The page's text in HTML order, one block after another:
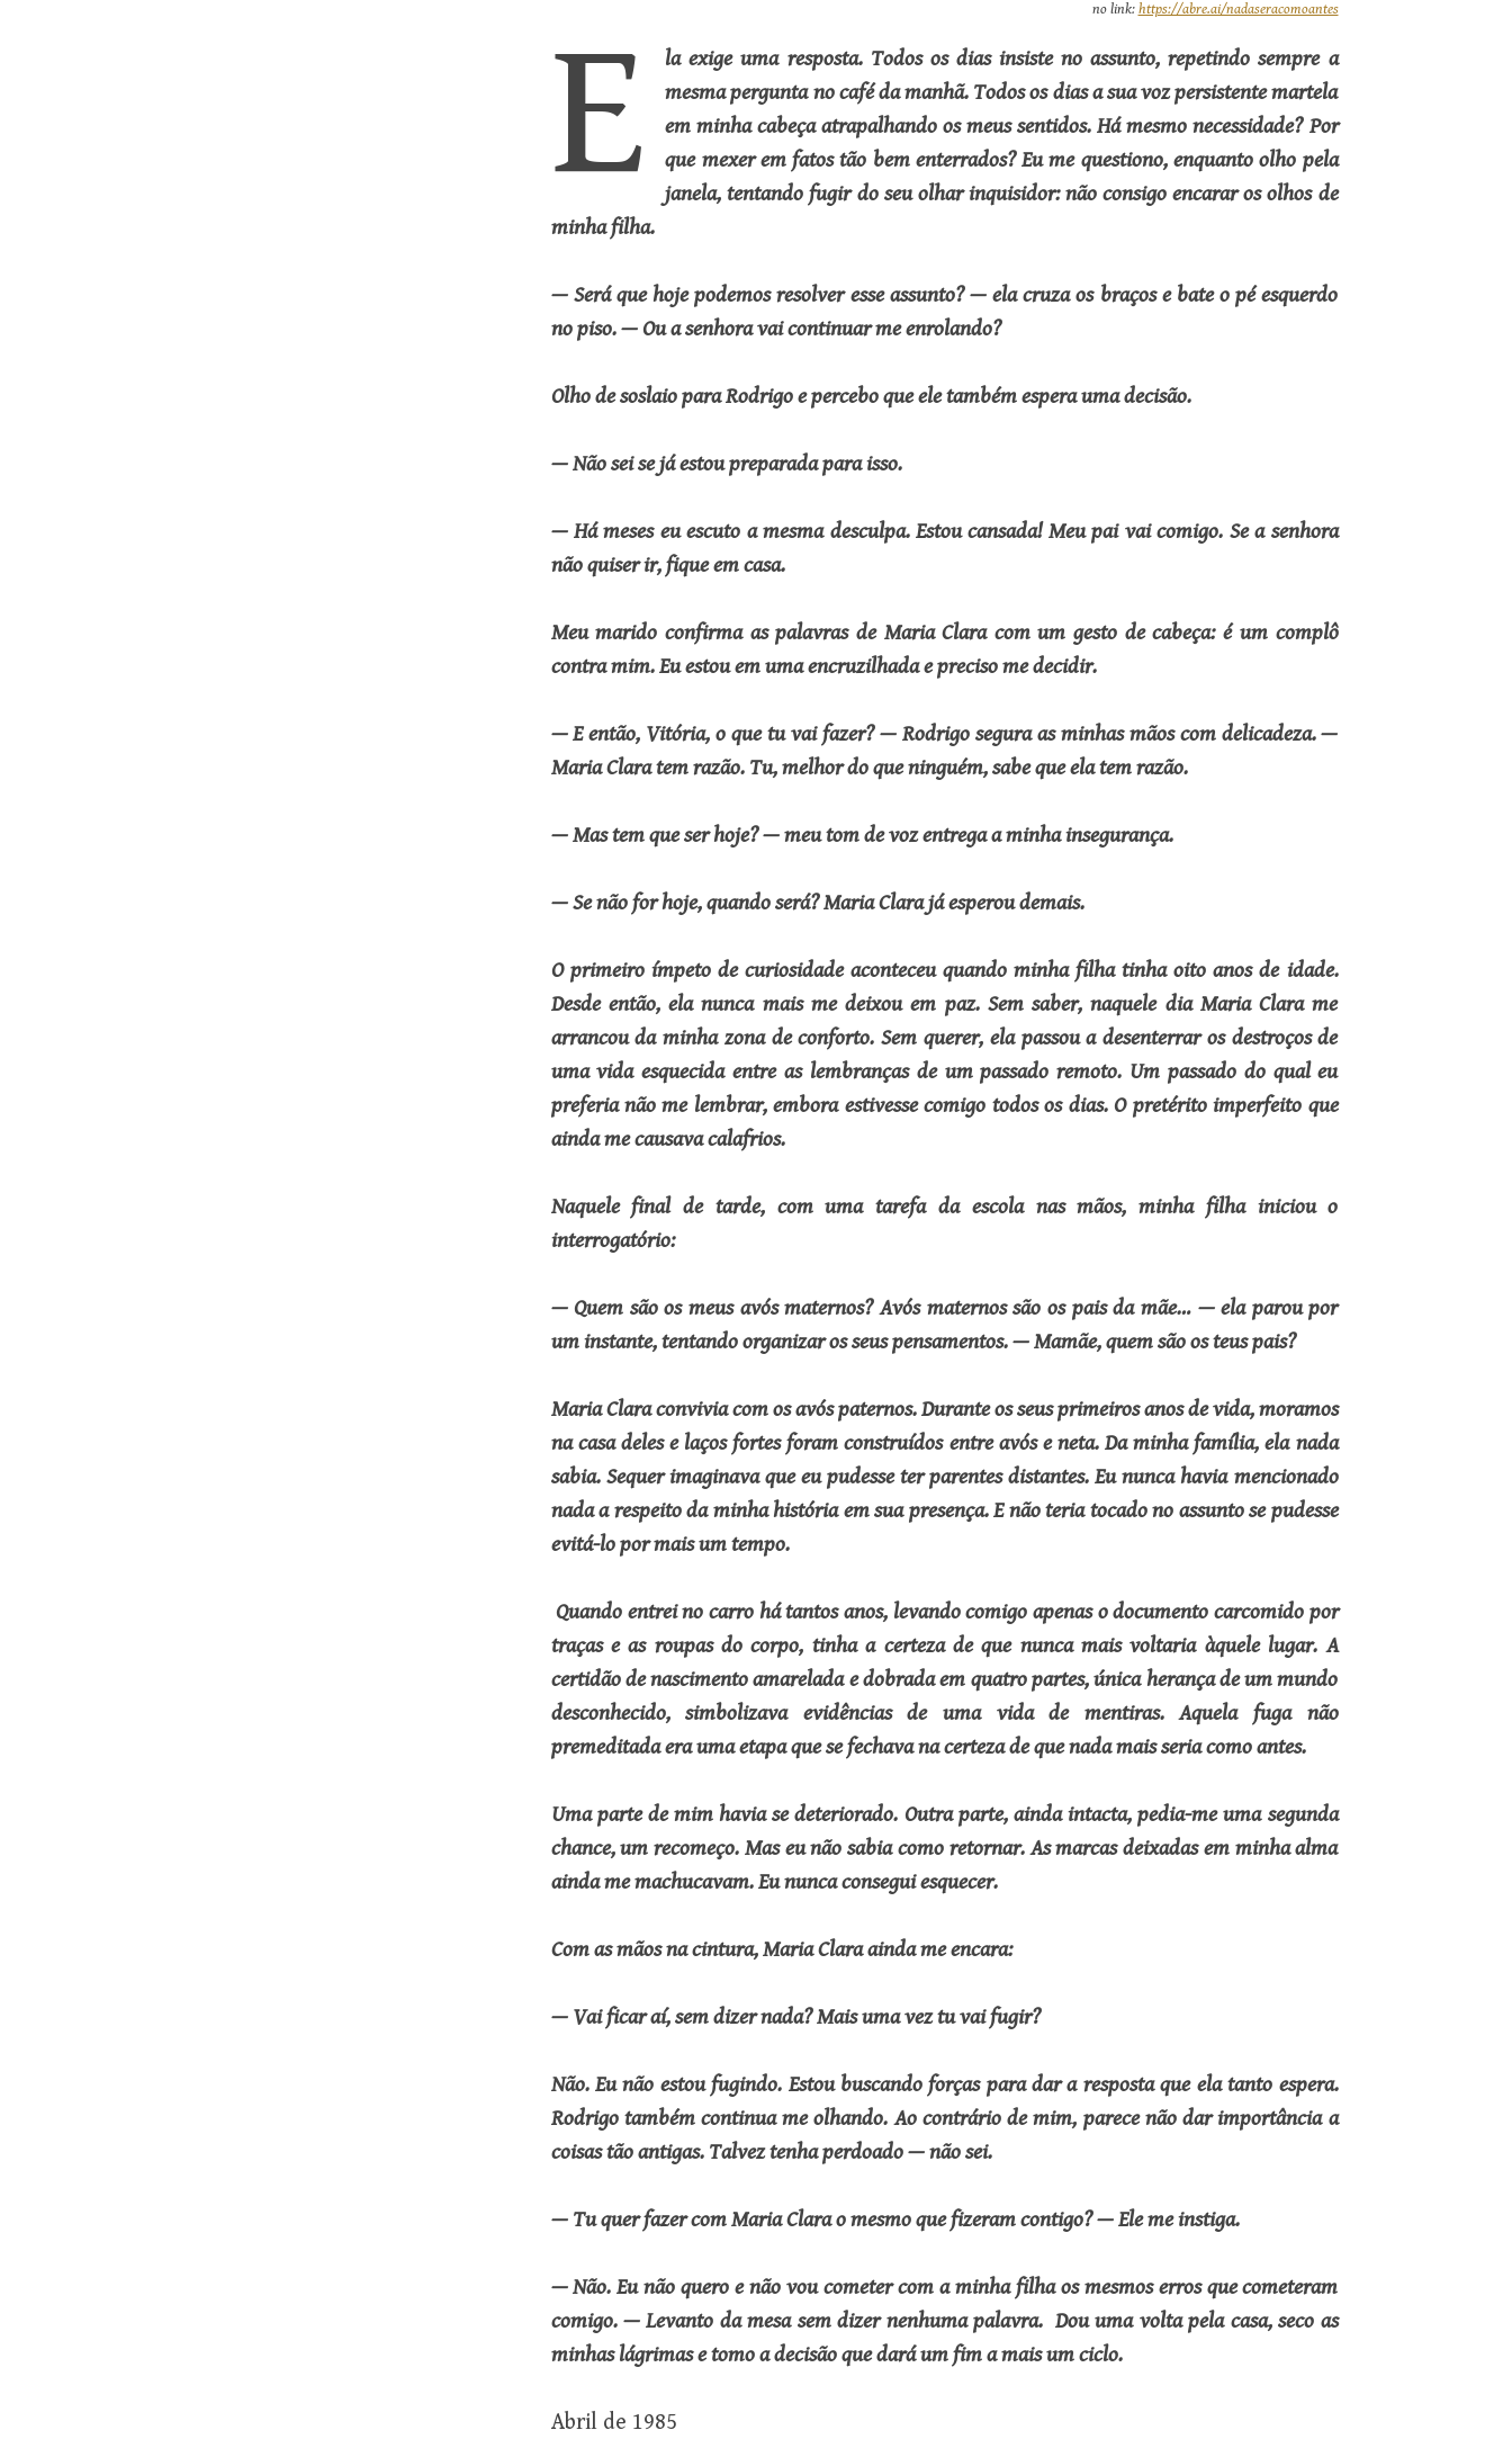
no link: https://abre.ai/nadaseracomoantes
E
la exige uma resposta. Todos os dias insiste no assunto, repetindo sempre a
mesma pergunta no café da manhã. Todos os dias a sua voz persistente martela
em minha cabeça atrapalhando os meus sentidos. Há mesmo necessidade? Por
que mexer em fatos tão bem enterrados? Eu me questiono, enquanto olho pela
janela, tentando fugir do seu olhar inquisidor: não consigo encarar os olhos de
minha filha.
— Será que hoje podemos resolver esse assunto? — ela cruza os braços e bate o pé esquerdo
no piso. — Ou a senhora vai continuar me enrolando?
Olho de soslaio para Rodrigo e percebo que ele também espera uma decisão.
— Não sei se já estou preparada para isso.
— Há meses eu escuto a mesma desculpa. Estou cansada! Meu pai vai comigo. Se a senhora
não quiser ir, fique em casa.
Meu marido confirma as palavras de Maria Clara com um gesto de cabeça: é um complô
contra mim. Eu estou em uma encruzilhada e preciso me decidir.
— E então, Vitória, o que tu vai fazer? — Rodrigo segura as minhas mãos com delicadeza. —
Maria Clara tem razão. Tu, melhor do que ninguém, sabe que ela tem razão.
— Mas tem que ser hoje? — meu tom de voz entrega a minha insegurança.
— Se não for hoje, quando será? Maria Clara já esperou demais.
O primeiro ímpeto de curiosidade aconteceu quando minha filha tinha oito anos de idade.
Desde então, ela nunca mais me deixou em paz. Sem saber, naquele dia Maria Clara me
arrancou da minha zona de conforto. Sem querer, ela passou a desenterrar os destroços de
uma vida esquecida entre as lembranças de um passado remoto. Um passado do qual eu
preferia não me lembrar, embora estivesse comigo todos os dias. O pretérito imperfeito que
ainda me causava calafrios.
Naquele final de tarde, com uma tarefa da escola nas mãos, minha filha iniciou o
interrogatório:
— Quem são os meus avós maternos? Avós maternos são os pais da mãe… — ela parou por
um instante, tentando organizar os seus pensamentos. — Mamãe, quem são os teus pais?
Maria Clara convivia com os avós paternos. Durante os seus primeiros anos de vida, moramos
na casa deles e laços fortes foram construídos entre avós e neta. Da minha família, ela nada
sabia. Sequer imaginava que eu pudesse ter parentes distantes. Eu nunca havia mencionado
nada a respeito da minha história em sua presença. E não teria tocado no assunto se pudesse
evitá-lo por mais um tempo.
Quando entrei no carro há tantos anos, levando comigo apenas o documento carcomido por
traças e as roupas do corpo, tinha a certeza de que nunca mais voltaria àquele lugar. A
certidão de nascimento amarelada e dobrada em quatro partes, única herança de um mundo
desconhecido, simbolizava evidências de uma vida de mentiras. Aquela fuga não
premeditada era uma etapa que se fechava na certeza de que nada mais seria como antes.
Uma parte de mim havia se deteriorado. Outra parte, ainda intacta, pedia-me uma segunda
chance, um recomeço. Mas eu não sabia como retornar. As marcas deixadas em minha alma
ainda me machucavam. Eu nunca consegui esquecer.
Com as mãos na cintura, Maria Clara ainda me encara:
— Vai ficar aí, sem dizer nada? Mais uma vez tu vai fugir?
Não. Eu não estou fugindo. Estou buscando forças para dar a resposta que ela tanto espera.
Rodrigo também continua me olhando. Ao contrário de mim, parece não dar importância a
coisas tão antigas. Talvez tenha perdoado — não sei.
— Tu quer fazer com Maria Clara o mesmo que fizeram contigo? — Ele me instiga.
—Não. Eu não quero e não vou cometer com a minha filha os mesmos erros que cometeram
comigo. — Levanto da mesa sem dizer nenhuma palavra. Dou uma volta pela casa, seco as
minhas lágrimas e tomo a decisão que dará um fim a mais um ciclo.
Abril de 1985